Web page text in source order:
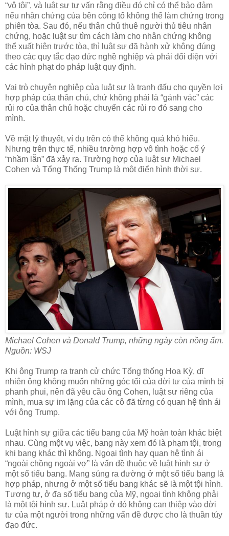
“vô tội”, và luật sư tư vấn rằng điều đó chỉ có thể bảo đảm
nếu nhân chứng của bên công tố không thể làm chứng trong
phiên tòa. Sau đó, nếu thân chủ thuê người thủ tiêu nhân
chứng, hoặc luật sư tìm cách làm cho nhân chứng không
thể xuất hiện trước tòa, thì luật sư đã hành xử không đúng
theo các quy tắc đạo đức nghề nghiệp và phải đối diện với
các hình phạt do pháp luật quy định.
Vai trò chuyên nghiệp của luật sư là tranh đấu cho quyền lợi
hợp pháp của thân chủ, chứ không phải là “gánh vác” các
rủi ro của thân chủ hoặc chuyển các rủi ro đó sang cho
mình.
Về mặt lý thuyết, ví dụ trên có thể không quá khó hiểu.
Nhưng trên thực tế, nhiều trường hợp vô tình hoặc cố ý
“nhầm lẫn” đã xảy ra. Trường hợp của luật sư Michael
Cohen và Tổng Thống Trump là một điển hình thời sự.
Michael Cohen và Donald Trump, những ngày còn nồng ấm.
Nguồn: WSJ
Khi ông Trump ra tranh cử chức Tổng thống Hoa Kỳ, dĩ
nhiên ông không muốn những góc tối của đời tư của mình bị
phanh phui, nên đã yêu cầu ông Cohen, luật sư riêng của
mình, mua sự im lặng của các cô đã từng có quan hệ tình ái
với ông Trump.
Luật hình sự giữa các tiểu bang của Mỹ hoàn toàn khác biệt
nhau. Cùng một vụ việc, bang này xem đó là phạm tội, trong
khi bang khác thì không. Ngoại tình hay quan hệ tình ái
“ngoài chồng ngoài vợ” là vấn đề thuộc về luật hình sự ở
một số tiểu bang. Mang súng ra đường ở một số tiểu bang là
hợp pháp, nhưng ở một số tiểu bang khác sẽ là một tội hình.
Tương tự, ở đa số tiểu bang của Mỹ, ngoại tình không phải
là một tội hình sự. Luật pháp ở đó không can thiệp vào đời
tư của một người trong những vấn đề được cho là thuần túy
đạo đức.